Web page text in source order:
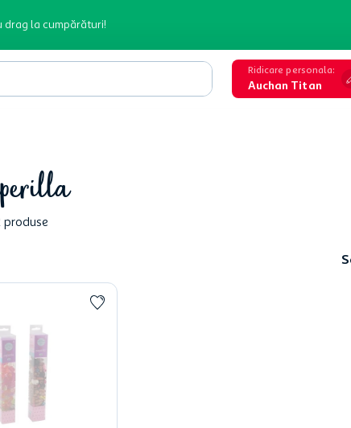
drag la cumpărături!
Ridicare personala:
Auchan Titan
produse